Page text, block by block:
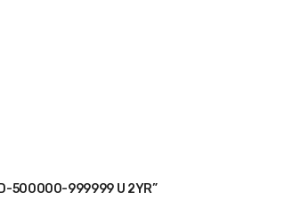
ED-500000-999999 U 2YR”